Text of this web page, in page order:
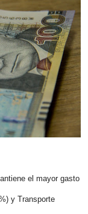
el mayor gasto
y Transporte